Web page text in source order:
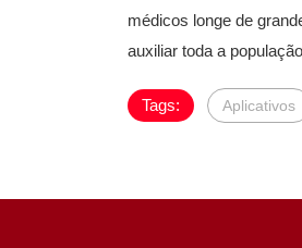
médicos longe de
auxiliar toda a
Tags: Aplicativos